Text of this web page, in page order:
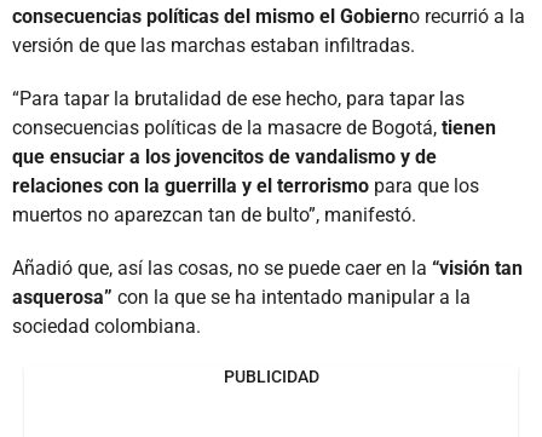
consecuencias políticas del mismo el Gobierno recurrió a la
versión de que las marchas estaban infiltradas.
“Para tapar la brutalidad de ese hecho, para tapar las
consecuencias políticas de la masacre de Bogotá, tienen
que ensuciar a los jovencitos de vandalismo y de
relaciones con la guerrilla y el terrorismo para que los
muertos no aparezcan tan de bulto”, manifestó.
Añadió que, así las cosas, no se puede caer en la “visión tan
asquerosa” con la que se ha intentado manipular a la
sociedad colombiana.
PUBLICIDAD